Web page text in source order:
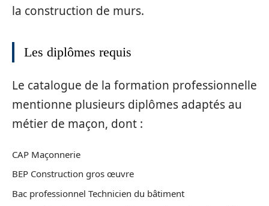
la construction de murs.
Les diplômes requis
Le catalogue de la formation professionnelle
mentionne plusieurs diplômes adaptés au
métier de maçon, dont :
CAP Maçonnerie
BEP Construction gros œuvre
Bac professionnel Technicien du bâtiment